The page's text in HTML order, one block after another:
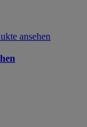
ansehen